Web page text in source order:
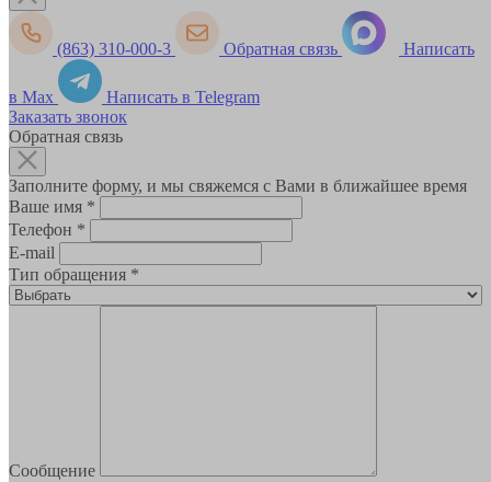
(863) 310-000-3 Обратная связь Написать
в Max
Написать в Telegram
Заказать звонок
Обратная связь
Заполните форму, и мы свяжемся с Вами в ближайшее время
Ваше имя *
Телефон *
E-mail
Тип обращения *
Сообщение